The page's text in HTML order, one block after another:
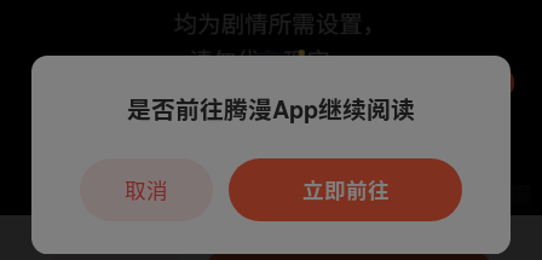
本章节仅支持App阅读，可打开App新用
户7天免费看
是否前往腾漫App继续阅读
立即前往
取消